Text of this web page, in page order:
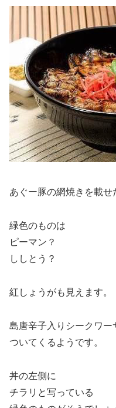
あぐー豚の網焼きを載せ
緑色のものは
ピーマン？
ししとう？
紅しょうがも見えます。
島唐辛子入りシークワー
ついてくるようです。
丼の左側に
チラリと写っている